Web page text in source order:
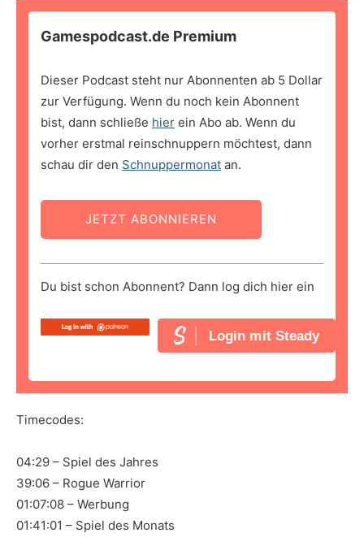
Gamespodcast.de Premium
Dieser Podcast steht nur Abonnenten ab 5 Dollar
zur Verfügung. Wenn du noch kein Abonnent
bist, dann schließe hier ein Abo ab. Wenn du
vorher erstmal reinschnuppern möchtest, dann
schau dir den Schnuppermonat an.
JETZT ABONNIEREN
Du bist schon Abonnent? Dann log dich hier ein
Login mit Steady
Timecodes:
04:29 – Spiel des Jahres
39:06 – Rogue Warrior
01:07:08 – Werbung
01:41:01 – Spiel des Monats